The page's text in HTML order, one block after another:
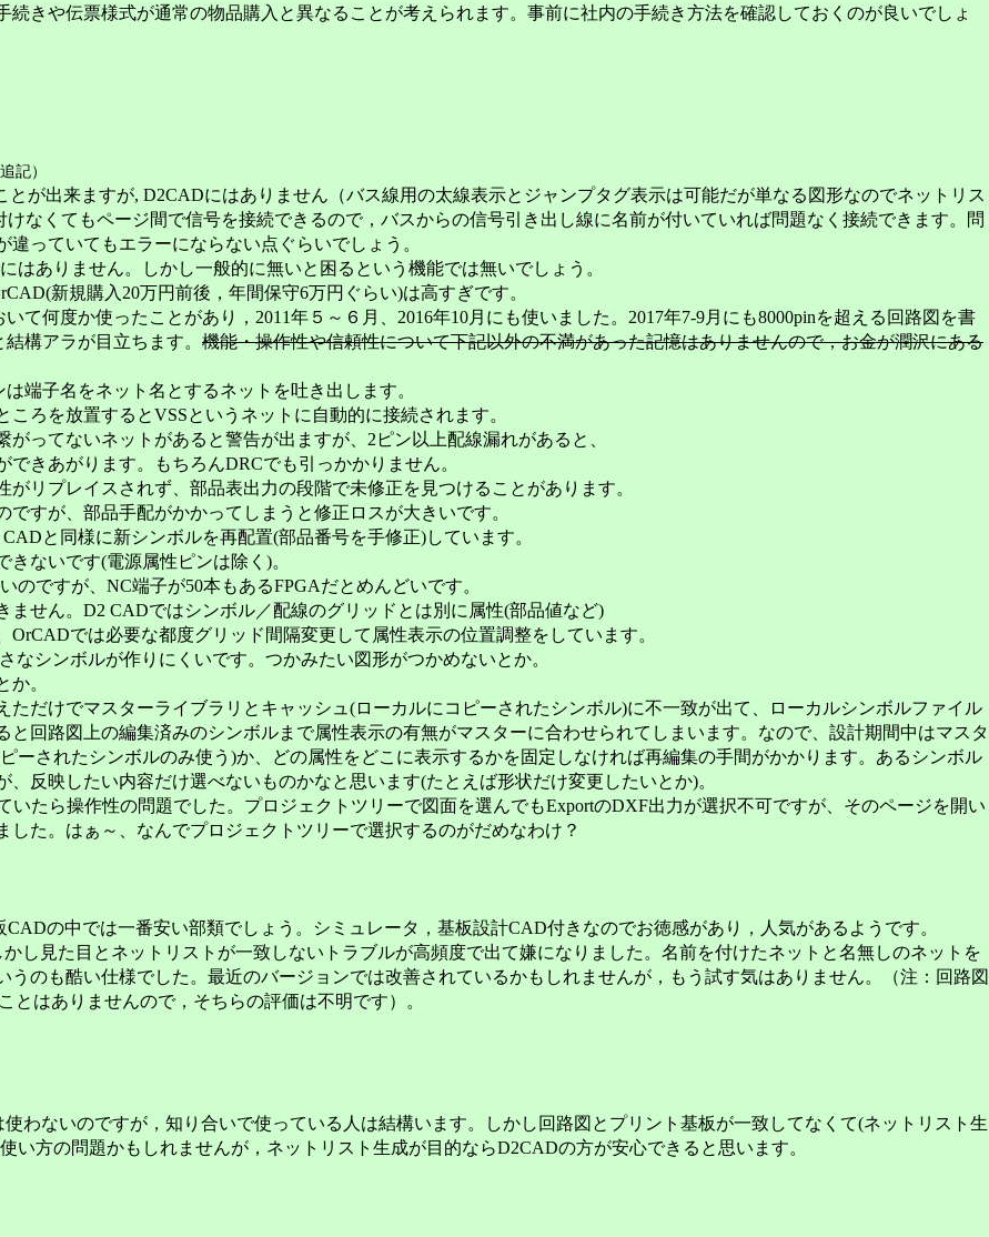
きや伝票様式が通常の物品購入と異なることが考えられます。事前に社内の手続き方法を確認しておくのが良いでしょ
記）
が出来ますが, D2CADにはありません（バス線用の太線表示とジャンプタグ表示は可能だが単なる図形なのでネットリス
なくてもページ間で信号を接続できるので，バスからの信号引き出し線に名前が付いていれば問題なく接続できます。問
っていてもエラーにならない点ぐらいでしょう。
ありません。しかし一般的に無いと困るという機能では無いでしょう。
新規購入20万円前後，年間保守6万円ぐらい)は高すぎです。
て何度か使ったことがあり，2011年５～６月、2016年10月にも使いました。2017年7-9月にも8000pinを超える回路図を書
構アラが目立ちます。 機能・操作性や信頼性について下記以外の不満があった記憶はありませんので，お金が潤沢にある
端子名をネット名とするネットを吐き出します。
放置するとVSSというネットに自動的に接続されます。
ないネットがあると警告が出ますが、2ピン以上配線漏れがあると、
がります。もちろんDRCでも引っかかりません。
リプレイスされず、部品表出力の段階で未修正を見つけることがあります。
、部品手配がかかってしまうと修正ロスが大きいです。
様に新シンボルを再配置(部品番号を手修正)しています。
ないです(電源属性ピンは除く)。
が、NC端子が50本もあるFPGAだとめんどいです。
せん。D2 CADではシンボル／配線のグリッドとは別に属性(部品値など)
では必要な都度グリッド間隔変更して属性表示の位置調整をしています。
シンボルが作りにくいです。つかみたい図形がつかめないとか。
。
だけでマスターライブラリとキャッシュ(ローカルにコピーされたシンボル)に不一致が出て、ローカルシンボルファイル
回路図上の編集済みのシンボルまで属性表示の有無がマスターに合わせられてしまいます。なので、設計期間中はマスタ
ーされたシンボルのみ使う)か、どの属性をどこに表示するかを固定しなければ再編集の手間がかかります。あるシンボル
反映したい内容だけ選べないものかなと思います(たとえば形状だけ変更したいとか)。
たら操作性の問題でした。プロジェクトツリーで図面を選んでもExportのDXF出力が選択不可ですが、そのページを開い
た。はぁ～、なんでプロジェクトツリーで選択するのがだめなわけ？
の中では一番安い部類でしょう。シミュレータ，基板設計CAD付きなのでお徳感があり，人気があるようです。
し見た目とネットリストが一致しないトラブルが高頻度で出て嫌になりました。名前を付けたネットと名無しのネットを
のも酷い仕様でした。最近のバージョンでは改善されているかもしれませんが，もう試す気はありません。（注：回路図
はありませんので，そちらの評価は不明です）。
わないのですが，知り合いで使っている人は結構います。しかし回路図とプリント基板が一致してなくて(ネットリスト生
い方の問題かもしれませんが，ネットリスト生成が目的ならD2CADの方が安心できると思います。